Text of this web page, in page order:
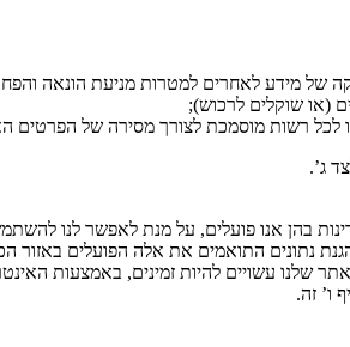
ג’.
בהן אנו פועלים, על מנת לאפשר לנו